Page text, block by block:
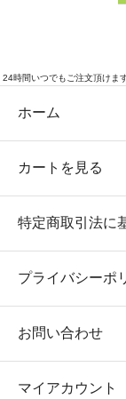
24時間いつでもご注文頂けま
ホーム
カートを見る
特定商取引法に
プライバシーポ
お問い合わせ
マイアカウント